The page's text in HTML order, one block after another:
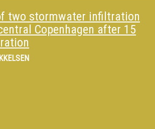
two stormwater infiltration
Copenhagen after 15